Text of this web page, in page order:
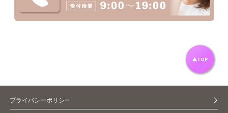
プライバシーポリシー